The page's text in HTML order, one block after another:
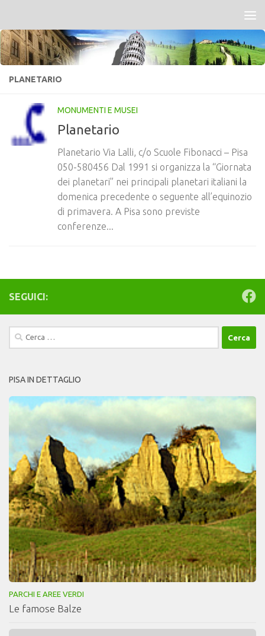
PLANETARIO
MONUMENTI E MUSEI
Planetario
Planetario Via Lalli, c/o Scuole Fibonacci – Pisa
050-580456 Dal 1991 si organizza la “Giornata
dei planetari” nei principali planetari italiani la
domenica precedente o seguente all’equinozio
di primavera. A Pisa sono previste
conferenze...
SEGUICI:
Ricerca
per:
PISA IN DETTAGLIO
PARCHI E AREE VERDI
Le famose Balze